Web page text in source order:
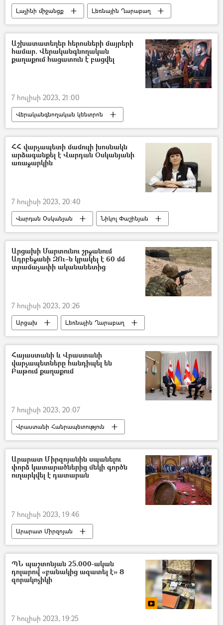
Լաչինի միջանցք
Լեռնային Ղարաբաղ
Արցախ
Հայաստան
հայ-ադրբեջանական
Ադրբեջան
անցակետ
Եվրախորհուրդ
Աշխատատեղեր հերոսների մայրերի
համար. Վերականգնողական
քաղաքում հացատուն է բացվել
7 հուլիսի 2023, 21:00
Վերականգնողական կենտրոն
Սուրեն Արեենց
Արցախյան պատերազմ
ՀՀ վարչապետի մամուլի խոսնակն
արձագանքել է Վարդան Օսկանյանի
առաջարկին
7 հուլիսի 2023, 20:40
Վարդան Օսկանյան
Նիկոլ Փաշինյան
Նազելի Բաղդասարյան
Արցախի Մարտունու շրջանում
Ադրբեջանի ԶՈւ–ն կրակել է 60 մմ
տրամաչափի ականանետից
7 հուլիսի 2023, 20:26
Արցախ
Լեռնային Ղարաբաղ
կրակոց
հայ-ադրբեջանական
Ադրբեջան
դիրքեր
Հայաստանի և Վրաստանի
վարչապետները հանդիպել են
Բաթում քաղաքում
7 հուլիսի 2023, 20:07
Վրաստանի Հանրապետություն
Հայաստան
Իրակլի Ղարիբաշվիլի
Նիկոլ Փաշինյան
Արարատ Միրզոյանին սպանելու
փորձ կատարածներից մեկի գործն
ուղարկվել է դատարան
7 հուլիսի 2023, 19:46
Արարատ Միրզոյան
ՊՆ պաշտոնյան 25.000-ական
դոլարով «բանակից ազատել է» 8
զորակոչիկի
7 հուլիսի 2023, 19:25